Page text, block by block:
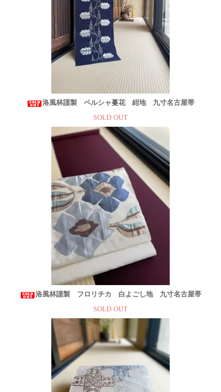
洛風林謹製 ペルシャ蔓花 紺地 九寸名古屋帯
SOLD OUT
洛風林謹製 フロリチカ 白よごし地 九寸名古屋帯
SOLD OUT